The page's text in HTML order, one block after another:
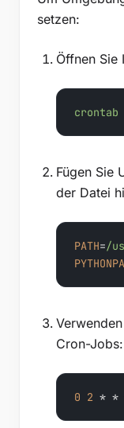
setzen:
Öffnen Sie
crontab
Fügen Sie
der Datei
PATH=/
Cron-Jobs:
0 2 * *